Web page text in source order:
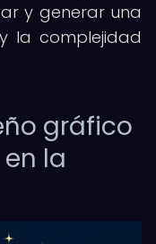
y generar una
la complejidad
gráfico
la